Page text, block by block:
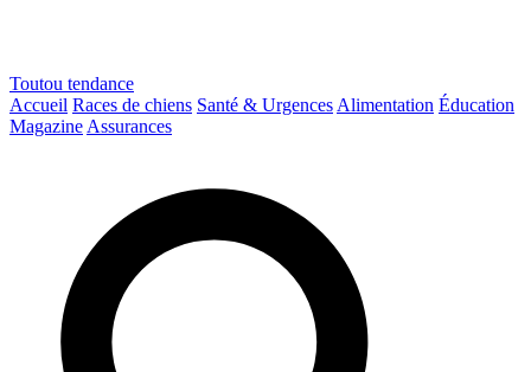
Toutou tendance
Accueil Races de chiens Santé & Urgences Alimentation Éducation
Magazine Assurances